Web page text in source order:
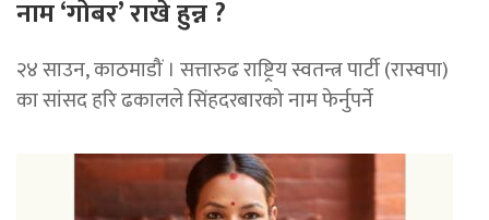
नाम ‘गोबर’ राखे हुन्न ?
२४ साउन, काठमाडौं । सत्तारुढ राष्ट्रिय स्वतन्त्र पार्टी (रास्वपा)
का सांसद हरि ढकालले सिंहदरबारको नाम फेर्नुपर्ने